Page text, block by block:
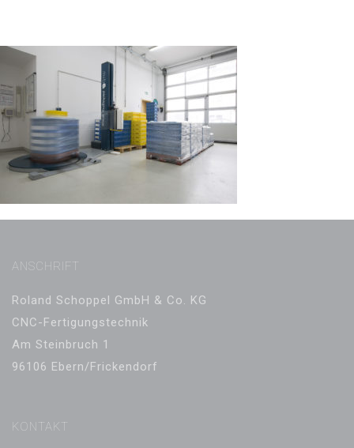
ANSCHRIFT
Roland Schoppel GmbH & Co. KG
CNC-Fertigungstechnik
Am Steinbruch 1
96106 Ebern/Frickendorf
KONTAKT